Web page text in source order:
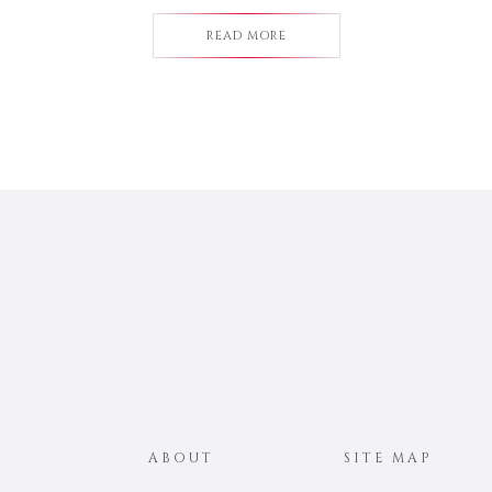
READ MORE
ABOUT SITE MAP